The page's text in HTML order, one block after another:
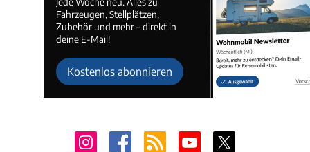
Fahrzeugen, Stellplätzen,
Zubehör und mehr – direkt in
deine E-Mail!
Kostenlos abonnieren